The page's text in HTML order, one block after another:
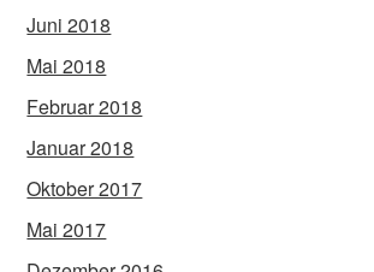
Juni 2018
Mai 2018
Februar 2018
Januar 2018
Oktober 2017
Mai 2017